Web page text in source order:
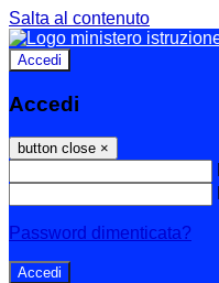
Salta al contenuto
Accedi
Accedi
button close ×
Password dimenticata?